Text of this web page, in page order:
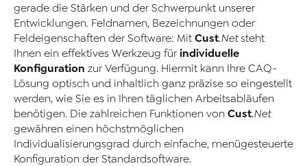
gerade die Stärken und der Schwerpunkt unserer
Entwicklungen. Feldnamen, Bezeichnungen oder
Feldeigenschaften der Software: MitCust.Netsteht
Ihnen ein effektives Werkzeug fürindividuelle
Konfiguration zur Verfügung. Hiermit kann Ihre CAQ-
Lösung optisch und inhaltlich ganz präzise so eingestellt
werden, wie Sie es in Ihren täglichen Arbeitsabläufen
benötigen. Die zahlreichen Funktionen von Cust.Net
gewähren einen höchstmöglichen
Individualisierungsgrad durch einfache, menügesteuerte
Konfiguration der Standardsoftware.